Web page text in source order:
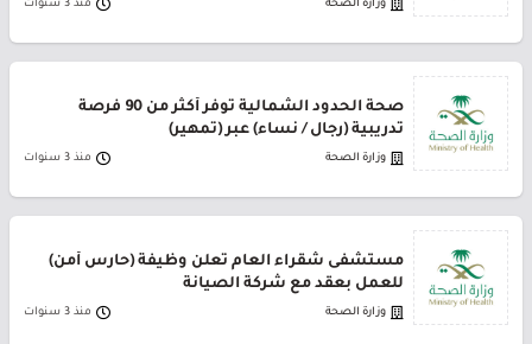
وزارة الصحة منذ 3 سنوات
صحة الحدود الشمالية توفر أكثر من 90 فرصة
تدريبية (رجال / نساء) عبر (تمهير)
وزارة الصحة منذ 3 سنوات
مستشفى شقراء العام تعلن وظيفة (حارس أمن)
للعمل بعقد مع شركة الصيانة
وزارة الصحة منذ 3 سنوات